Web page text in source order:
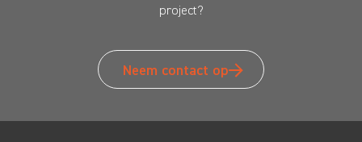
project?
Neem contact op